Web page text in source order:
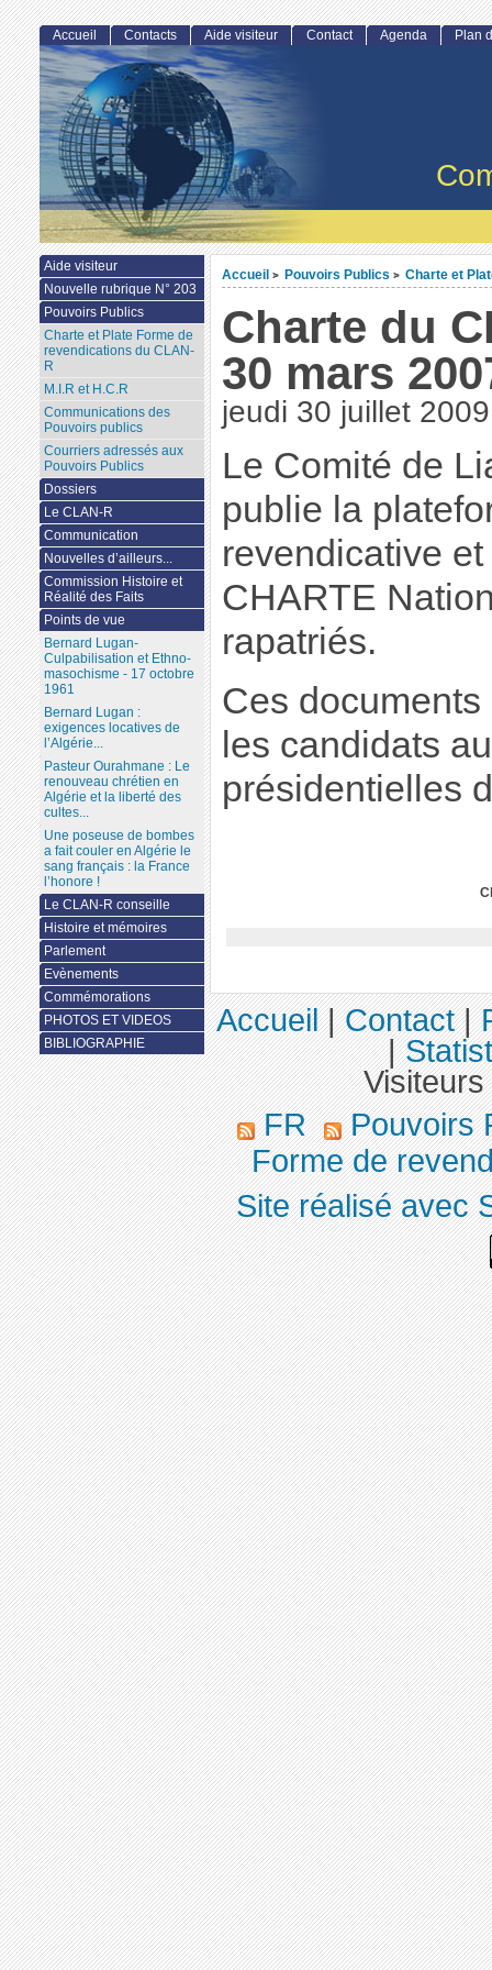
Accueil > Pouvoirs Publics > Charte et
Charte du
30 mars
jeudi 30 juillet 2009
Le Comité de
publie la
revendicative et
CHARTE
rapatriés.
Ces
les candidats
présidentielles
Accueil Contacts Aide visiteur Contact Agenda Plan
Aide visiteur
Nouvelle rubrique N° 203
Pouvoirs Publics
Charte et Plate Forme de
revendications du CLAN-
R
M.I.R et H.C.R
Communications des
Pouvoirs publics
Courriers adressés aux
Pouvoirs Publics
Dossiers
Le CLAN-R
Communication
Nouvelles d’ailleurs...
Commission Histoire et
Réalité des Faits
Points de vue
Bernard Lugan-
Culpabilisation et Ethno-
masochisme - 17 octobre
1961
Bernard Lugan :
exigences locatives de
l’Algérie...
Pasteur Ourahmane : Le
renouveau chrétien en
Algérie et la liberté des
cultes...
Une poseuse de bombes
a fait couler en Algérie le
sang français : la France
l’honore !
Le CLAN-R conseille
Histoire et mémoires
Parlement
Evènements
Commémorations
PHOTOS ET VIDEOS
BIBLIOGRAPHIE
Accueil|Contact|
|
FR
Pouvoirs
Forme de
Site réalisé avec